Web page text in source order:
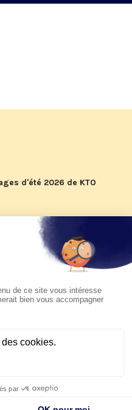
d'été 2026 de KTO
du pape Léon
à suivre sur KTO le
Uruguay, Argentine et
au 17 novembre 2026